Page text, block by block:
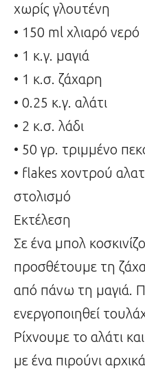
χωρίς γλουτένη
• 150 ml χλιαρό νερό
• 1 κ.γ. μαγιά
• 1 κ.σ. ζάχαρη
• 0.25 κ.γ. αλάτι
• 2 κ.σ. λάδι
• 50 γρ. τριμμένο
• flakes χοντρού
στολισμό
Εκτέλεση
Σε ένα μπολ
προσθέτουμε τη
από πάνω τη μαγιά.
ενεργοποιηθεί
Ρίχνουμε το αλάτι
με ένα πιρούνι